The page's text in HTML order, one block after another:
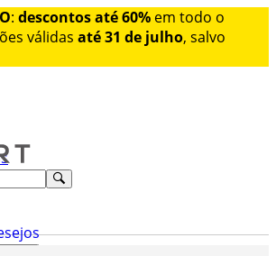
: descontos até 60% em todo o
válidas até 31 de julho, salvo